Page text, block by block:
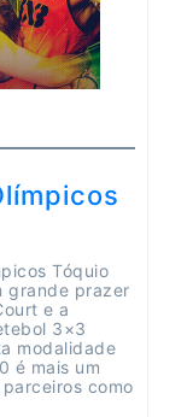
Tóquio
grande prazer
e a
3×3
modalidade
é mais um
como